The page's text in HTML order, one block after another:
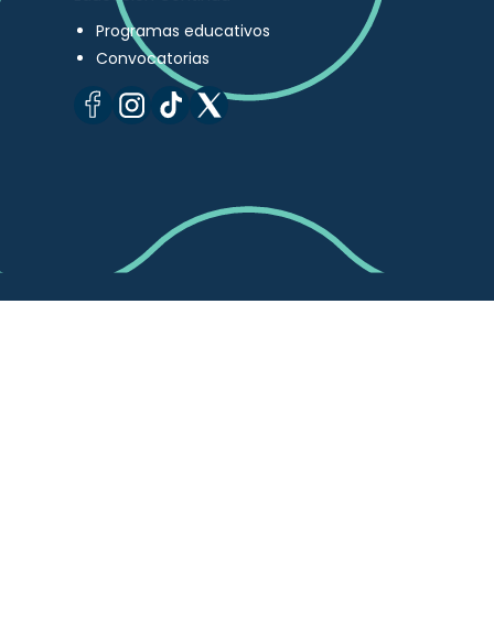
Programas educativos
Convocatorias